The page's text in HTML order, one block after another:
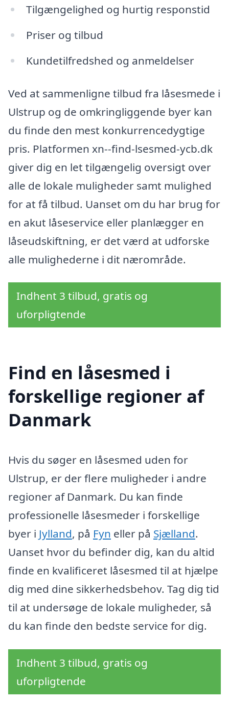
Tilgængelighed og hurtig responstid
Priser og tilbud
Kundetilfredshed og anmeldelser
Ved at sammenligne tilbud fra låsesmede i
Ulstrup og de omkringliggende byer kan
du finde den mest konkurrencedygtige
pris. Platformen xn--find-lsesmed-ycb.dk
giver dig en let tilgængelig oversigt over
alle de lokale muligheder samt mulighed
for at få tilbud. Uanset om du har brug for
en akut låseservice eller planlægger en
låseudskiftning, er det værd at udforske
alle mulighederne i dit nærområde.
Indhent 3 tilbud, gratis og
uforpligtende
Find en låsesmed i
forskellige regioner af
Danmark
Hvis du søger en låsesmed uden for
Ulstrup, er der flere muligheder i andre
regioner af Danmark. Du kan finde
professionelle låsesmeder i forskellige
byer i Jylland, på Fyn eller på Sjælland.
Uanset hvor du befinder dig, kan du altid
finde en kvalificeret låsesmed til at hjælpe
dig med dine sikkerhedsbehov. Tag dig tid
til at undersøge de lokale muligheder, så
du kan finde den bedste service for dig.
Indhent 3 tilbud, gratis og
uforpligtende